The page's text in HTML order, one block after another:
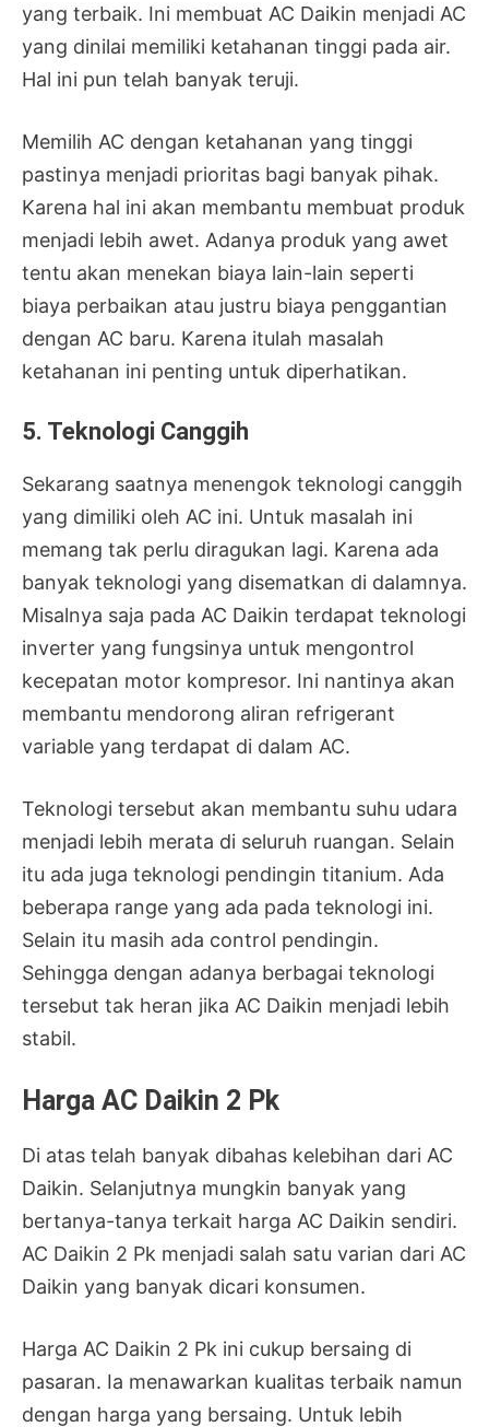
yang terbaik. Ini membuat AC Daikin menjadi AC
yang dinilai memiliki ketahanan tinggi pada air.
Hal ini pun telah banyak teruji.
Memilih AC dengan ketahanan yang tinggi
pastinya menjadi prioritas bagi banyak pihak.
Karena hal ini akan membantu membuat produk
menjadi lebih awet. Adanya produk yang awet
tentu akan menekan biaya lain-lain seperti
biaya perbaikan atau justru biaya penggantian
dengan AC baru. Karena itulah masalah
ketahanan ini penting untuk diperhatikan.
5. Teknologi Canggih
Sekarang saatnya menengok teknologi canggih
yang dimiliki oleh AC ini. Untuk masalah ini
memang tak perlu diragukan lagi. Karena ada
banyak teknologi yang disematkan di dalamnya.
Misalnya saja pada AC Daikin terdapat teknologi
inverter yang fungsinya untuk mengontrol
kecepatan motor kompresor. Ini nantinya akan
membantu mendorong aliran refrigerant
variable yang terdapat di dalam AC.
Teknologi tersebut akan membantu suhu udara
menjadi lebih merata di seluruh ruangan. Selain
itu ada juga teknologi pendingin titanium. Ada
beberapa range yang ada pada teknologi ini.
Selain itu masih ada control pendingin.
Sehingga dengan adanya berbagai teknologi
tersebut tak heran jika AC Daikin menjadi lebih
stabil.
Harga AC Daikin 2 Pk
Di atas telah banyak dibahas kelebihan dari AC
Daikin. Selanjutnya mungkin banyak yang
bertanya-tanya terkait harga AC Daikin sendiri.
AC Daikin 2 Pk menjadi salah satu varian dari AC
Daikin yang banyak dicari konsumen.
Harga AC Daikin 2 Pk ini cukup bersaing di
pasaran. Ia menawarkan kualitas terbaik namun
dengan harga yang bersaing. Untuk lebih